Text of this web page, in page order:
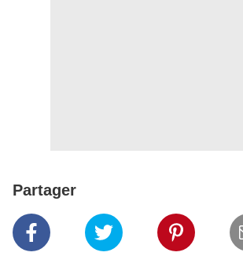
Partager